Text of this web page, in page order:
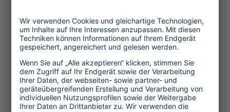
Vorurteile abzubauen, sollten
Surfreisende aber zuerst verstehen, dass
auch sie rassistische und postkoloniale
Bilder in sich tragen. Mit diesem
Bewusstsein sollten sie sich aktiv mit
Land und Leuten auseinandersetzen
und sich vor Ort auch auf Begegnungen